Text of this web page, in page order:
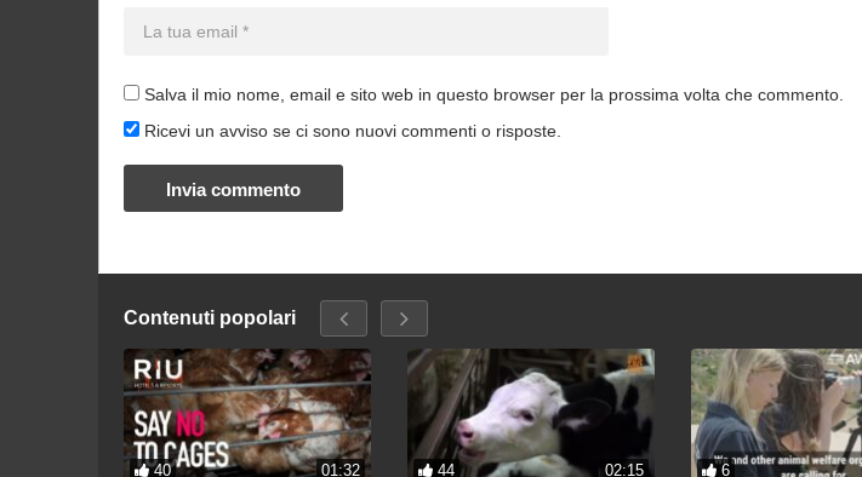
Salva il mio nome, email e sito web in questo browser per la prossima volta che commento.
Ricevi un avviso se ci sono nuovi commenti o risposte.
Contenuti popolari
40 01:32 44 02:15 6